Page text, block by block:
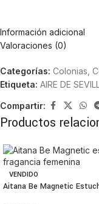
Información adicional
Valoraciones (0)
Categorías: Colonias
Etiqueta: AIRE DE
Compartir:
Productos
VENDIDO
Aitana Be Magnetic